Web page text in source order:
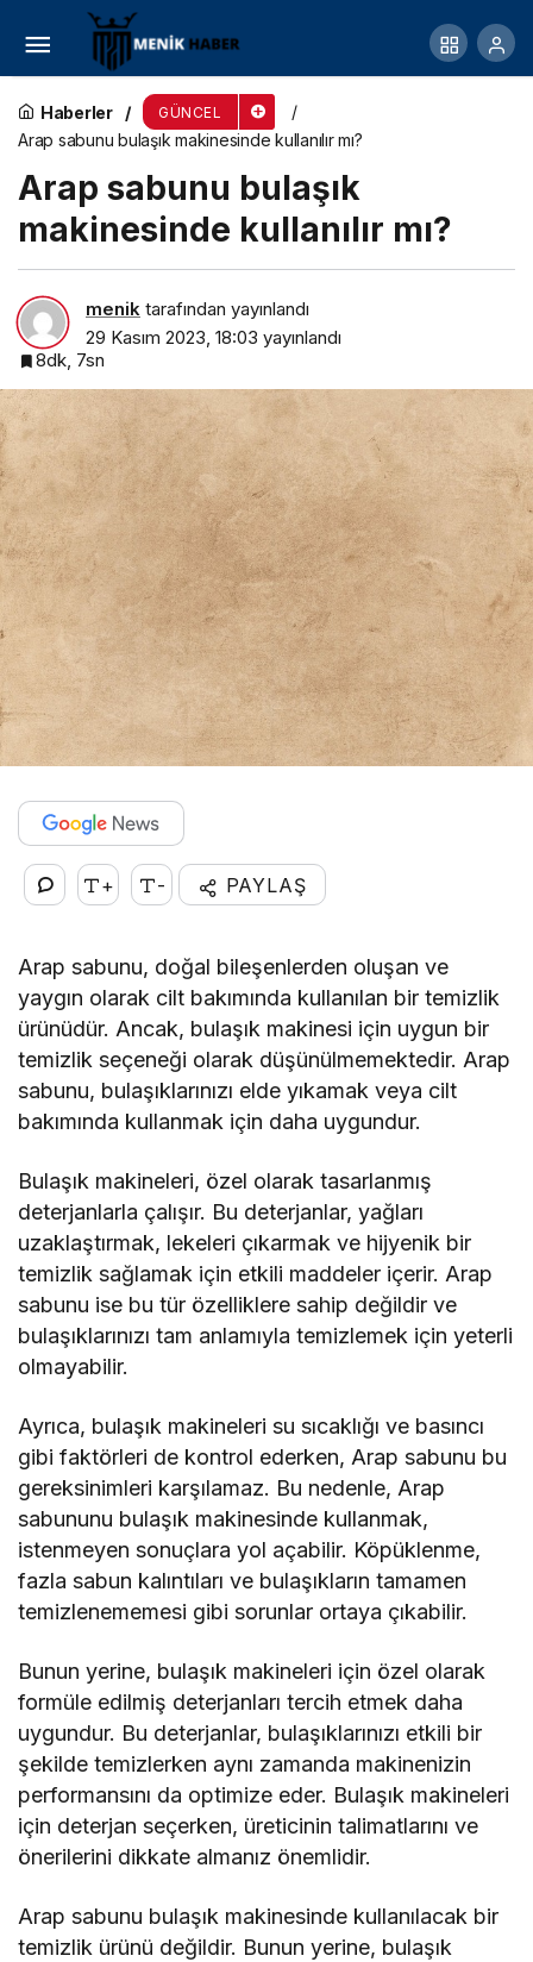
Haberler GÜNCEL
Arap sabunu bulaşık makinesinde kullanılır mı?
Arap sabunu bulaşık
makinesinde kullanılır mı?
menik tarafından yayınlandı
29 Kasım 2023, 18:03 yayınlandı
8dk, 7sn
+ - PAYLAŞ
Arap sabunu, doğal bileşenlerden oluşan ve
yaygın olarak cilt bakımında kullanılan bir temizlik
ürünüdür. Ancak, bulaşık makinesi için uygun bir
temizlik seçeneği olarak düşünülmemektedir. Arap
sabunu, bulaşıklarınızı elde yıkamak veya cilt
bakımında kullanmak için daha uygundur.
Bulaşık makineleri, özel olarak tasarlanmış
deterjanlarla çalışır. Bu deterjanlar, yağları
uzaklaştırmak, lekeleri çıkarmak ve hijyenik bir
temizlik sağlamak için etkili maddeler içerir. Arap
sabunu ise bu tür özelliklere sahip değildir ve
bulaşıklarınızı tam anlamıyla temizlemek için yeterli
olmayabilir.
Ayrıca, bulaşık makineleri su sıcaklığı ve basıncı
gibi faktörleri de kontrol ederken, Arap sabunu bu
gereksinimleri karşılamaz. Bu nedenle, Arap
sabununu bulaşık makinesinde kullanmak,
istenmeyen sonuçlara yol açabilir. Köpüklenme,
fazla sabun kalıntıları ve bulaşıkların tamamen
temizlenememesi gibi sorunlar ortaya çıkabilir.
Bunun yerine, bulaşık makineleri için özel olarak
formüle edilmiş deterjanları tercih etmek daha
uygundur. Bu deterjanlar, bulaşıklarınızı etkili bir
şekilde temizlerken aynı zamanda makinenizin
performansını da optimize eder. Bulaşık makineleri
için deterjan seçerken, üreticinin talimatlarını ve
önerilerini dikkate almanız önemlidir.
Arap sabunu bulaşık makinesinde kullanılacak bir
temizlik ürünü değildir. Bunun yerine, bulaşık
Çin Takvimi Nedir?